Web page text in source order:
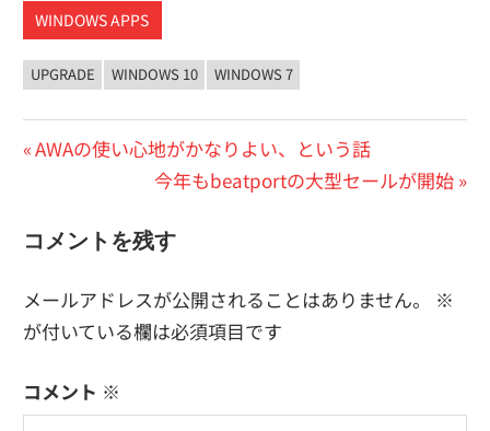
WINDOWS APPS
UPGRADE WINDOWS 10 WINDOWS 7
投
ナ
ゲ
シ
前
稿:
AWAの使い心地がかなりよい、という話
次
投
今年もbeatportの大型セールが開始
コメントを残す
メールアドレスが公開されることはありません。
※
が付いている欄は必須項目です
コメント ※